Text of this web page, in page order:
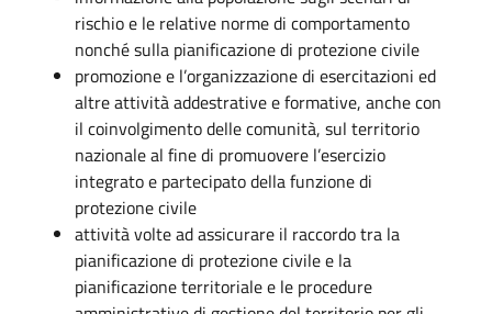
rischio e le relative norme di comportamento
nonché sulla pianificazione di protezione civile
promozione e l’organizzazione di esercitazioni ed
altre attività addestrative e formative, anche con
il coinvolgimento delle comunità, sul territorio
nazionale al fine di promuovere l’esercizio
integrato e partecipato della funzione di
protezione civile
attività volte ad assicurare il raccordo tra la
pianificazione di protezione civile e la
pianificazione territoriale e le procedure